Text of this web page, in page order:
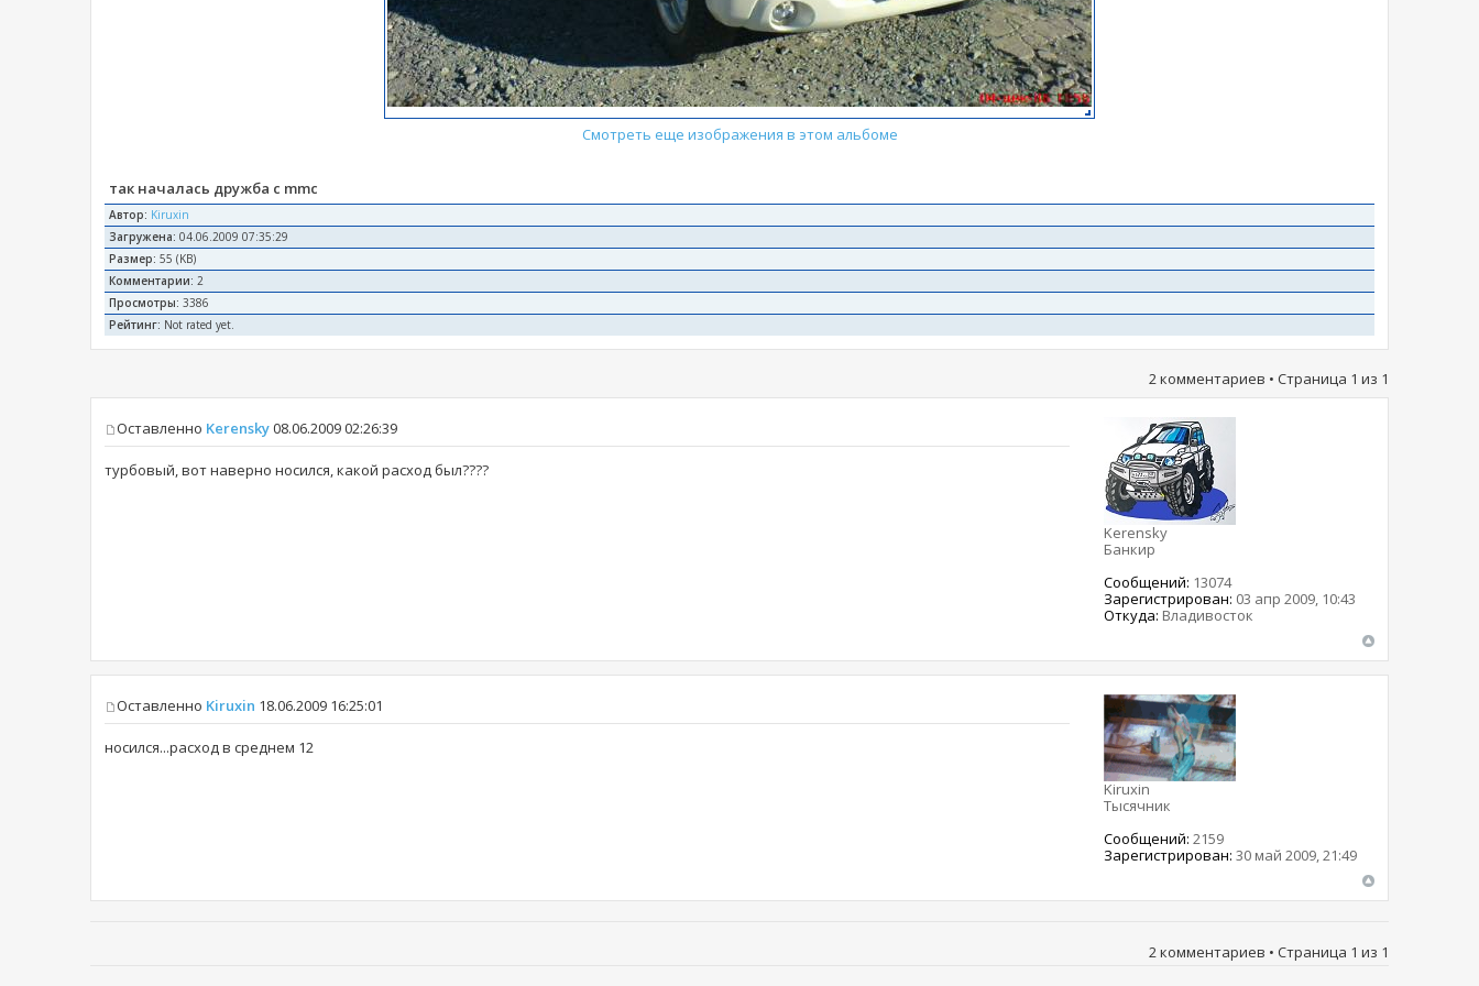
Смотреть еще изображения в этом альбоме
так началась дружба с mmc
Автор: Kiruxin
Загружена: 04.06.2009 07:35:29
Размер: 55 (KB)
Комментарии: 2
Просмотры: 3386
Рейтинг: Not rated yet.
2 комментариев • Страница 1 из 1
Оставленно Kerensky08.06.2009 02:26:39
турбовый, вот наверно носился, какой расход был????
Kerensky
Банкир
Сообщений: 13074
Зарегистрирован: 03 апр 2009, 10:43
Откуда: Владивосток
Оставленно Kiruxin 18.06.2009 16:25:01
носился...расход в среднем 12
Kiruxin
Тысячник
Сообщений: 2159
Зарегистрирован: 30 май 2009, 21:49
2 комментариев • Страница 1 из 1